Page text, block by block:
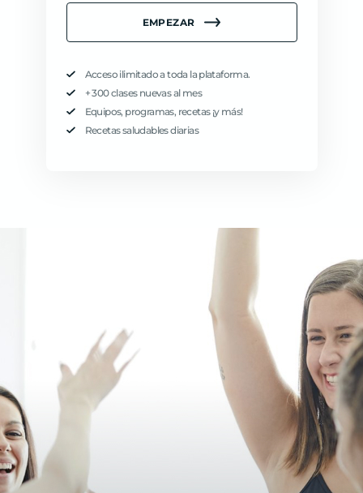
EMPEZAR
Acceso ilimitado a toda la plataforma.
+ 300 clases nuevas al mes
Equipos, programas, recetas ¡y más!
Recetas saludables diarias